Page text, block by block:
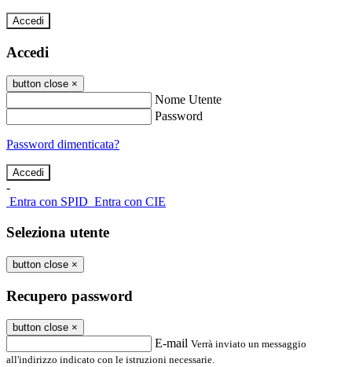
Accedi
Accedi
button close ×
Nome Utente
Password
Password dimenticata?
-
Entra con SPID Entra con CIE
Seleziona utente
button close ×
Recupero password
button close ×
E-mail Verrà inviato un messaggio
all'indirizzo indicato con le istruzioni necessarie.